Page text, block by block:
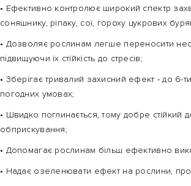
• Ефективно контролює широкий спектр
соняшнику, ріпаку, сої, гороху цукрових
• Дозволяє рослинам легше переносити
підвищуючи їх стійкість до стресів;
• Зберігає тривалий захисний ефект - до 6-
погодних умовах;
• Швидко поглинається, тому добре стійкий
обприскування;
• Допомагає рослинам більш ефективно
• Надає озеленювати ефект на рослини,